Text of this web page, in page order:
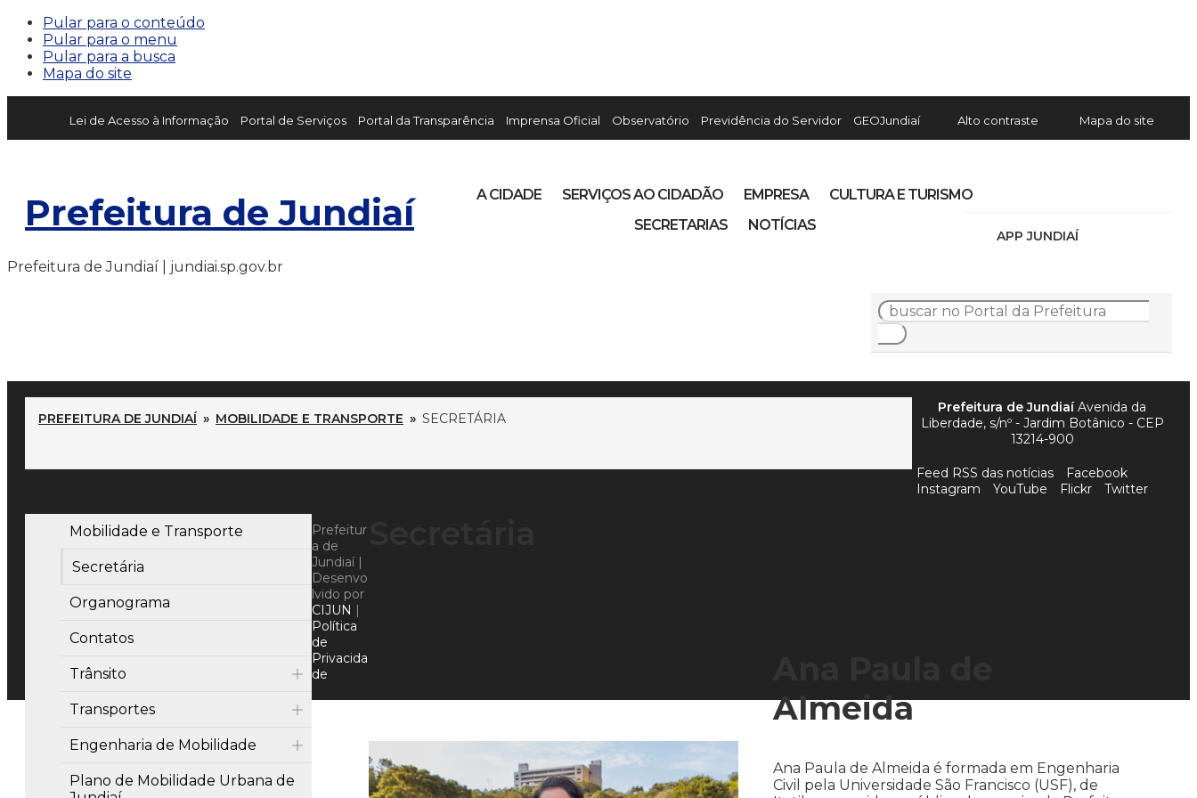
Pular para o conteúdo
Pular para o menu
Pular para a busca
Mapa do site
Lei de Acesso à Informação Portal de Serviços Portal da Transparência Imprensa Oficial Observatório Previdência do Servidor GEOJundiaí Alto contraste Mapa do site
Prefeitura de Jundiaí
APP JUNDIAÍ
A CIDADE SERVIÇOS AO CIDADÃO EMPRESA
CULTURA E TURISMO
SECRETARIAS
NOTÍCIAS
Prefeitura de Jundiaí | jundiai.sp.gov.br
PREFEITURA DE JUNDIAÍ » MOBILIDADE E TRANSPORTE » SECRETÁRIA
Mobilidade e Transporte
Secretária
Organograma
Contatos
Trânsito
Transportes
Engenharia de Mobilidade
Plano de Mobilidade Urbana de
Almeida
Ana Paula de Almeida é formada em Engenharia
Civil pela Universidade São Francisco (USF), de
Prefeitura de JundiaíAvenida da
Liberdade, s/nº - Jardim Botânico - CEP
13214-900
Feed RSS das notícias
Facebook
Instagram
YouTube Flickr Twitter
Prefeitur
a de
Jundiaí |
Desenvo
lvido por
CIJUN |
Política
de
Privacida
de